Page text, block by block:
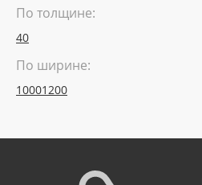
По толщине:
40
По ширине:
10001200